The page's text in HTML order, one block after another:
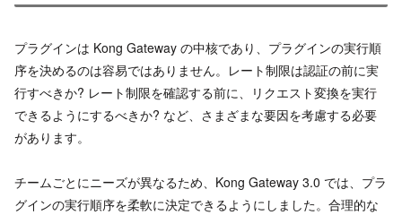
プラグインは Kong Gateway の中核であり、プラグインの実行順
序を決めるのは容易ではありません。レート制限は認証の前に実
行すべきか? レート制限を確認する前に、リクエスト変換を実行
できるようにするべきか? など、さまざまな要因を考慮する必要
があります。
チームごとにニーズが異なるため、Kong Gateway 3.0 では、プラ
グインの実行順序を柔軟に決定できるようにしました。合理的な